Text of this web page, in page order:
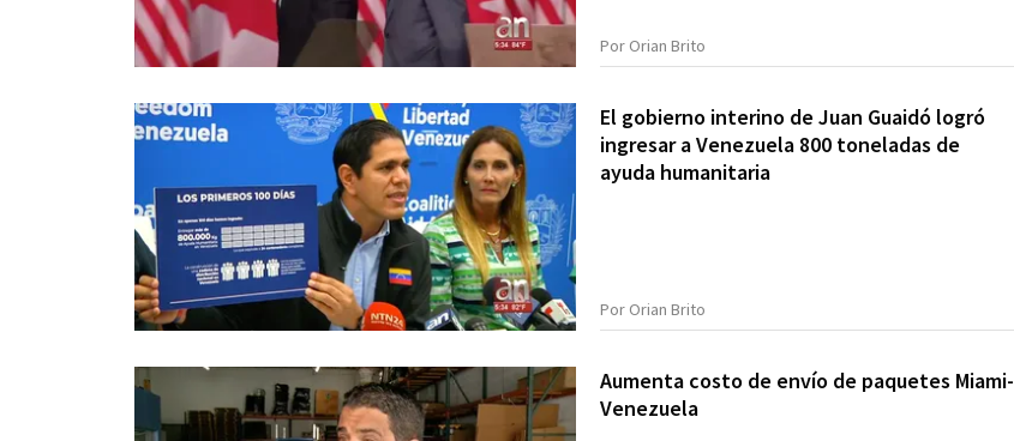
Por Orian Brito
El gobierno interino de Juan Guaidó logró
ingresar a Venezuela 800 toneladas de
ayuda humanitaria
Por Orian Brito
Aumenta costo de envío de paquetes Miami-
Venezuela